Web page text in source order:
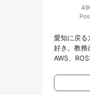
愛知に戻
好き。教務